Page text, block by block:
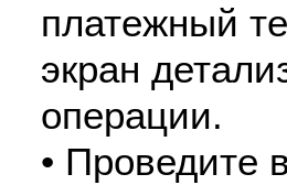
платежный
экран
операции.
• Проведите